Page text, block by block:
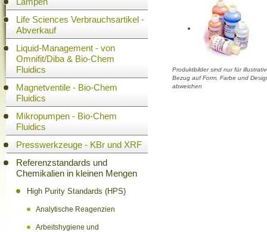
Life Sciences Verbrauchsartikel -
Abverkauf
Liquid-Management - von
Omnifit/Diba & Bio-Chem
Fluidics
Magnetventile - Bio-Chem
Fluidics
Mikropumpen - Bio-Chem
Fluidics
Presswerkzeuge - KBr und XRF
Referenzstandards und
Chemikalien in kleinen Mengen
High Purity Standards (HPS)
Analytische Reagenzien
Arbeitshygiene und
Produktbilder sind nur für
Bezug auf Form, Farbe und
abweichen